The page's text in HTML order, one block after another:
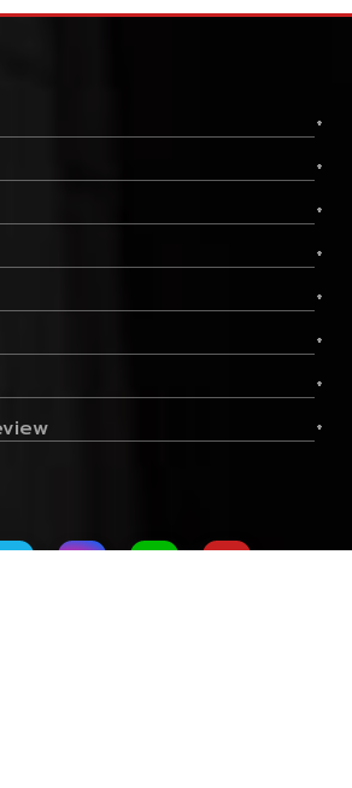
29.82 Sq.M
ลด ฿82,005
ราม 2 เฟส 1 - The Niche ID
+
+
+
+
+
+
+
+